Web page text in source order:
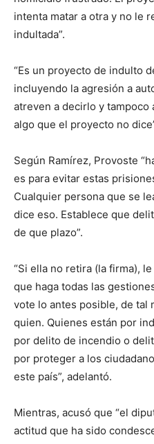
intenta matar a otra y no le
indultada”.
“Es un proyecto de indulto
incluyendo la agresión a
atreven a decirlo y tampoco
algo que el proyecto no
Según Ramírez, Provoste
es para evitar estas
Cualquier persona que se
dice eso. Establece que
de que plazo”.
“Si ella no retira (la firma),
que haga todas las
vote lo antes posible, de tal
quien. Quienes están por
por delito de incendio o
por proteger a los
este país”, adelantó.
Mientras, acusó que “el
actitud que ha sido